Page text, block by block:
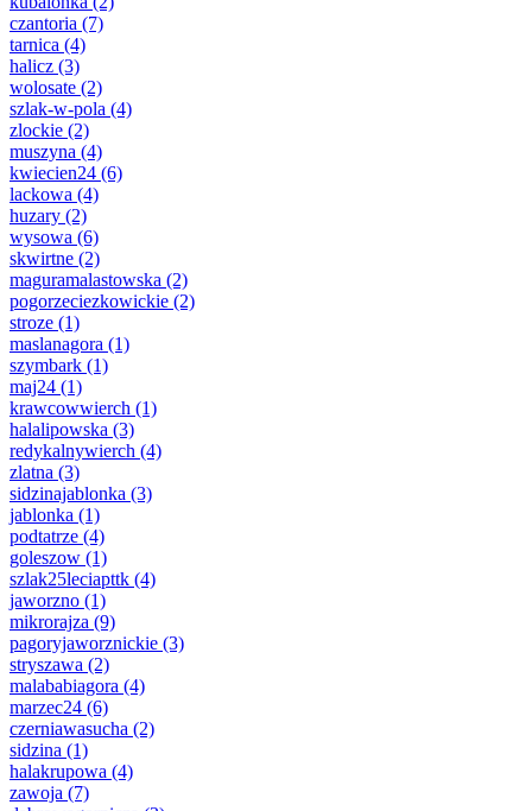
czantoria (7)
tarnica (4)
halicz (3)
wolosate (2)
szlak-w-pola (4)
zlockie (2)
muszyna (4)
kwiecien24 (6)
lackowa (4)
huzary (2)
wysowa (6)
skwirtne (2)
maguramalastowska (2)
pogorzeciezkowickie (2)
stroze (1)
maslanagora (1)
szymbark (1)
maj24 (1)
krawcowwierch (1)
halalipowska (3)
redykalnywierch (4)
zlatna (3)
sidzinajablonka (3)
jablonka (1)
podtatrze (4)
goleszow (1)
szlak25leciapttk (4)
jaworzno (1)
mikrorajza (9)
pagoryjaworznickie (3)
stryszawa (2)
malababiagora (4)
marzec24 (6)
czerniawasucha (2)
sidzina (1)
halakrupowa (4)
zawoja (7)